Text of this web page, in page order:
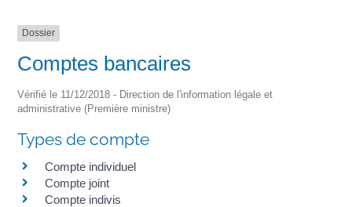
Dossier
Comptes bancaires
Vérifié le 11/12/2018 - Direction de l'information légale et
administrative (Première ministre)
Types de compte
Compte individuel
Compte joint
Compte indivis